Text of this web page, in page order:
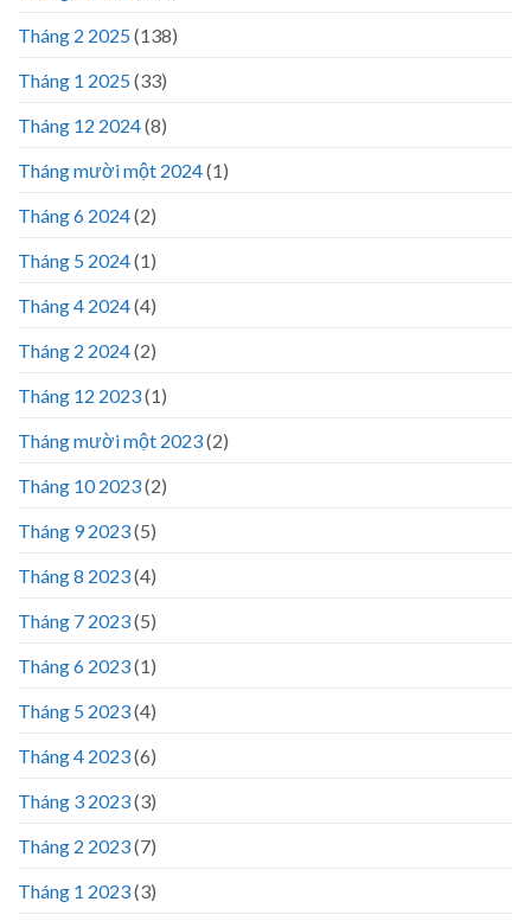
Tháng 2 2025(138)
Tháng 1 2025(33)
Tháng 12 2024(8)
Tháng mười một 2024(1)
Tháng 6 2024(2)
Tháng 5 2024(1)
Tháng 4 2024(4)
Tháng 2 2024(2)
Tháng 12 2023(1)
Tháng mười một 2023(2)
Tháng 10 2023(2)
Tháng 9 2023(5)
Tháng 8 2023(4)
Tháng 7 2023(5)
Tháng 6 2023(1)
Tháng 5 2023(4)
Tháng 4 2023(6)
Tháng 3 2023(3)
Tháng 2 2023(7)
Tháng 1 2023(3)